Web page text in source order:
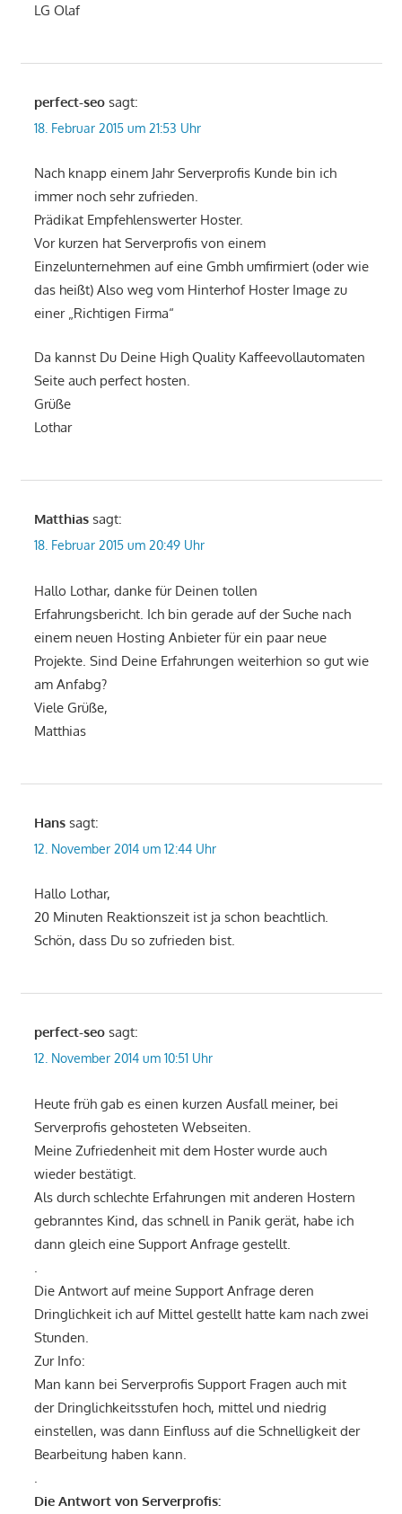
LG Olaf
perfect-seo sagt:
18. Februar 2015 um 21:53 Uhr
Nach knapp einem Jahr Serverprofis Kunde bin ich
immer noch sehr zufrieden.
Prädikat Empfehlenswerter Hoster.
Vor kurzen hat Serverprofis von einem
Einzelunternehmen auf eine Gmbh umfirmiert (oder wie
das heißt) Also weg vom Hinterhof Hoster Image zu
einer „Richtigen Firma“
Da kannst Du Deine High Quality Kaffeevollautomaten
Seite auch perfect hosten.
Grüße
Lothar
Matthias sagt:
18. Februar 2015 um 20:49 Uhr
Hallo Lothar, danke für Deinen tollen
Erfahrungsbericht. Ich bin gerade auf der Suche nach
einem neuen Hosting Anbieter für ein paar neue
Projekte. Sind Deine Erfahrungen weiterhion so gut wie
am Anfabg?
Viele Grüße,
Matthias
Hans sagt:
12. November 2014 um 12:44 Uhr
Hallo Lothar,
20 Minuten Reaktionszeit ist ja schon beachtlich.
Schön, dass Du so zufrieden bist.
perfect-seo sagt:
12. November 2014 um 10:51 Uhr
Heute früh gab es einen kurzen Ausfall meiner, bei
Serverprofis gehosteten Webseiten.
Meine Zufriedenheit mit dem Hoster wurde auch
wieder bestätigt.
Als durch schlechte Erfahrungen mit anderen Hostern
gebranntes Kind, das schnell in Panik gerät, habe ich
dann gleich eine Support Anfrage gestellt.
.
Die Antwort auf meine Support Anfrage deren
Dringlichkeit ich auf Mittel gestellt hatte kam nach zwei
Stunden.
Zur Info:
Man kann bei Serverprofis Support Fragen auch mit
der Dringlichkeitsstufen hoch, mittel und niedrig
einstellen, was dann Einfluss auf die Schnelligkeit der
Bearbeitung haben kann.
.
Die Antwort von Serverprofis: